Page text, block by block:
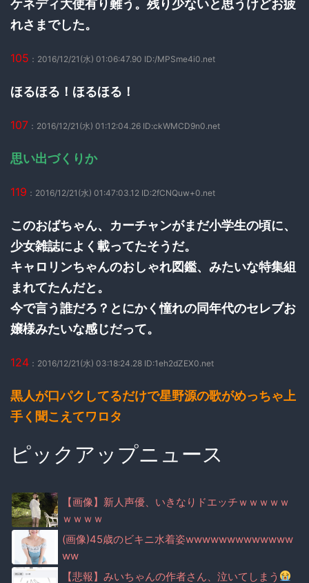
ケネディ大使有り難う。残り少ないと思うけどお疲
れさまでした。
105 ：2016/12/21(水) 01:06:47.90 ID:/MPSme4i0.net
ほるほる！ほるほる！
107 ：2016/12/21(水) 01:12:04.26 ID:ckWMCD9n0.net
思い出づくりか
119 ：2016/12/21(水) 01:47:03.12 ID:2fCNQuw+0.net
このおばちゃん、カーチャンがまだ小学生の頃に、
少女雑誌によく載ってたそうだ。
キャロリンちゃんのおしゃれ図鑑、みたいな特集組
まれてたんだと。
今で言う誰だろ？とにかく憧れの同年代のセレブお
嬢様みたいな感じだって。
124 ：2016/12/21(水) 03:18:24.28 ID:1eh2dZEX0.net
黒人が口パクしてるだけで星野源の歌がめっちゃ上
手く聞こえてワロタ
ピックアップニュース
【画像】新人声優、いきなりドエッチｗｗｗｗｗ
ｗｗｗｗ
(画像)45歳のビキニ水着姿wwwwwwwwwwwww
ww
【悲報】みいちゃんの作者さん、泣いてしまう